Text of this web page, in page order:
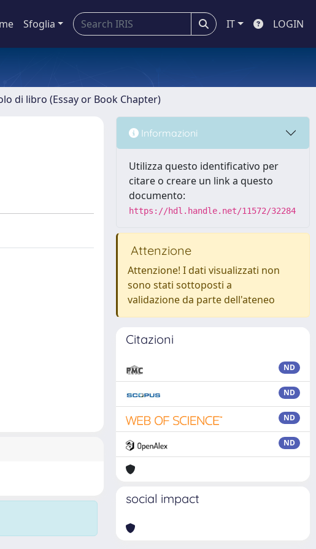
Sfoglia IT LOGIN
di libro (Essay or Book Chapter)
Informazioni
Utilizza questo identificativo per
citare o creare un link a questo
documento:
https://hdl.handle.net/11572/32284
Attenzione
Attenzione! I dati visualizzati non
sono stati sottoposti a
validazione da parte dell'ateneo
Citazioni
ND
ND
ND
ND
social impact